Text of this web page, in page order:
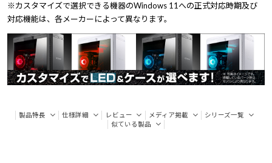
※カスタマイズで選択できる機器のWindows 11への正式対応時期及び
対応機能は、各メーカーによって異なります。
製品特長 仕様詳細 レビュー メディア掲載
シリーズ一覧
似ている製品